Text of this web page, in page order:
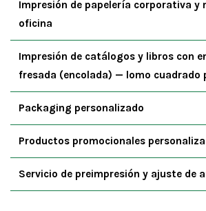
Impresión de papelería corporativa y
oficina
Impresión de catálogos y libros con
fresada (encolada) — lomo cuadrado
Packaging personalizado
Productos promocionales
Servicio de preimpresión y ajuste de